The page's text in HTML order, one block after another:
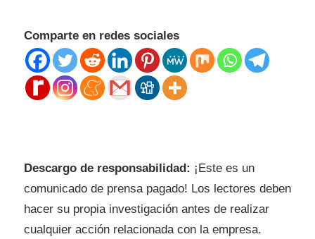
Comparte en redes sociales
Descargo de responsabilidad: ¡Este es un
comunicado de prensa pagado! Los lectores deben
hacer su propia investigación antes de realizar
cualquier acción relacionada con la empresa.